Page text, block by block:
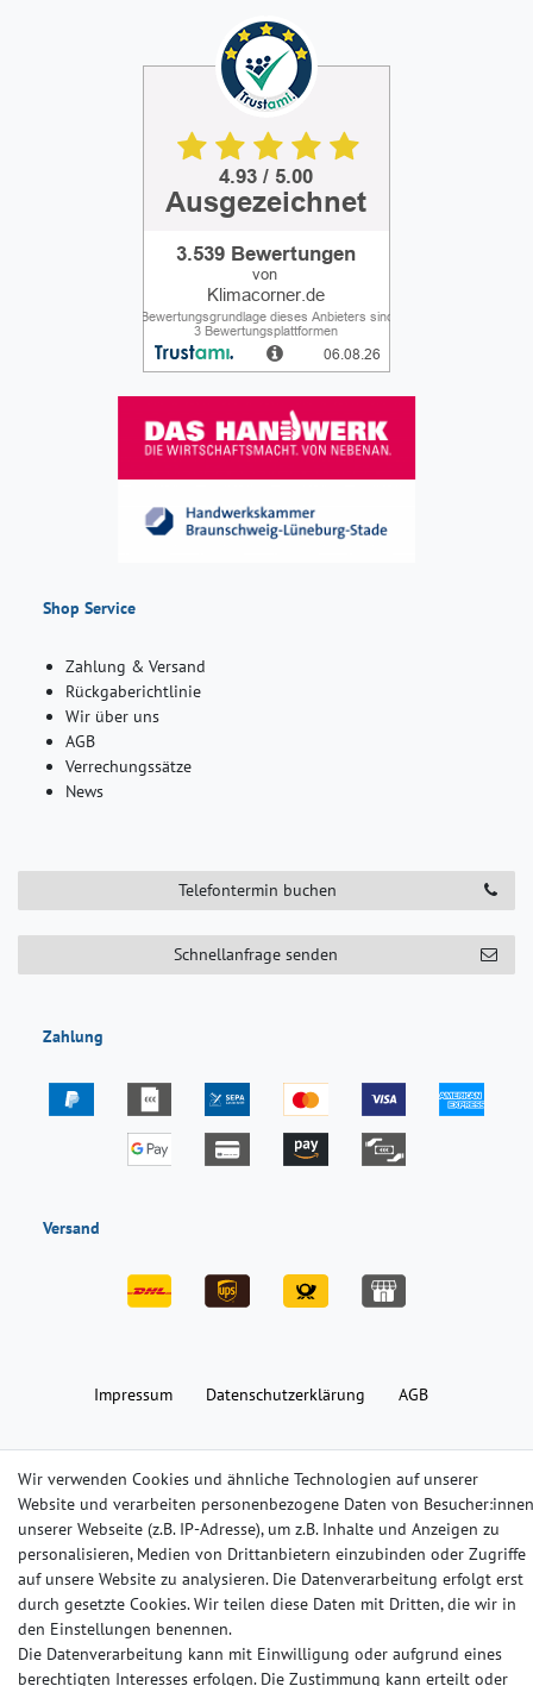
Shop Service
Zahlung & Versand
Rückgaberichtlinie
Wir über uns
AGB
Verrechungssätze
News
Telefontermin buchen
Schnellanfrage senden
Zahlung
Versand
Impressum Daten­schutz­erklärung AGB
Barrierefreiheitserklärung Widerrufs­recht Kontakt
Wir verwenden Cookies und ähnliche Technologien auf unserer
Website und verarbeiten personenbezogene Daten von Besucher:innen
unserer Webseite (z.B. IP-Adresse), um z.B. Inhalte und Anzeigen zu
personalisieren, Medien von Drittanbietern einzubinden oder Zugriffe
auf unsere Website zu analysieren. Die Datenverarbeitung erfolgt erst
durch gesetzte Cookies. Wir teilen diese Daten mit Dritten, die wir in
den Einstellungen benennen.
Die Datenverarbeitung kann mit Einwilligung oder aufgrund eines
berechtigten Interesses erfolgen. Die Zustimmung kann erteilt oder
© Copyright 2024-2025 | Alle Rechte vorbehalten.
Widerrufs­recht Widerrufs­formular Impressum
Daten­schutz­erklärung AGB Kontakt